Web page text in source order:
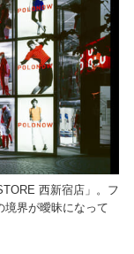
西新宿店」。フ
境界が曖昧になって